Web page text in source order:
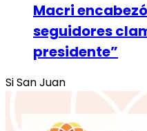
Macri
seguidores
presidente”
Si San Juan